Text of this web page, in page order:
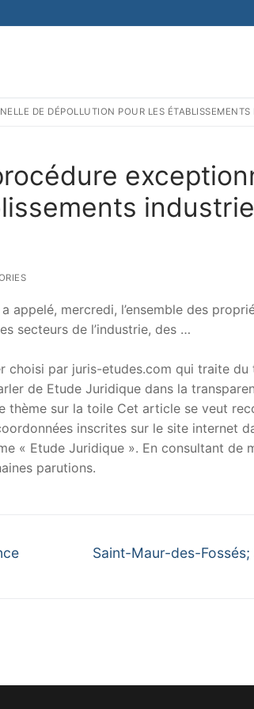
DE DÉPOLLUTION POUR LES
appelé, mercredi, l’ensemble des
secteurs de l’industrie, des …
choisi par juris-etudes.com qui traite du
de Etude Juridique dans la
sur la toile Cet article se veut
inscrites sur le site internet
« Etude Juridique ». En consultant de
parutions.
Next
Saint-Maur-des-